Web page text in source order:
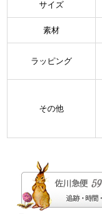
サイズ
素材
ラッピング
その他